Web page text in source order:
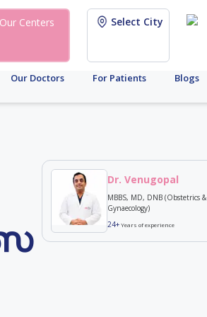
Our Centers Select City
Our Doctors For Patients Blogs
Dr. Venugopal
MBBS, MD, DNB (Obstetrics &
Gynaecology)
24+Years of experience